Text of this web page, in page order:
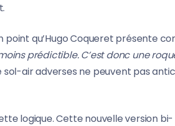
point qu’Hugo Coqueret présente
prédictible. C’est donc une
air adverses ne peuvent pas
logique. Cette nouvelle version bi-